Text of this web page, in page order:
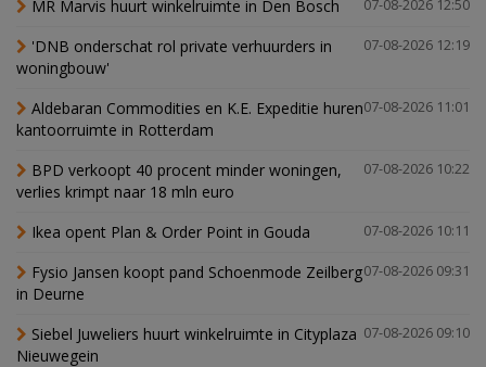
07-08-2026 12:50
MR Marvis huurt winkelruimte in Den Bosch
07-08-2026 12:19
'DNB onderschat rol private verhuurders in
woningbouw'
07-08-2026 11:01
Aldebaran Commodities en K.E. Expeditie huren
kantoorruimte in Rotterdam
07-08-2026 10:22
BPD verkoopt 40 procent minder woningen,
verlies krimpt naar 18 mln euro
07-08-2026 10:11
Ikea opent Plan & Order Point in Gouda
07-08-2026 09:31
Fysio Jansen koopt pand Schoenmode Zeilberg
in Deurne
07-08-2026 09:10
Siebel Juweliers huurt winkelruimte in Cityplaza
Nieuwegein